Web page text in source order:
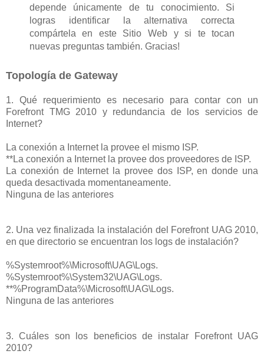
depende únicamente de tu conocimiento. Si
logras identificar la alternativa correcta
compártela en este Sitio Web y si te tocan
nuevas preguntas también. Gracias!
Topología de Gateway
1. Qué requerimiento es necesario para contar con un
Forefront TMG 2010 y redundancia de los servicios de
Internet?
La conexión a Internet la provee el mismo ISP.
**La conexión a Internet la provee dos proveedores de ISP.
La conexión de Internet la provee dos ISP, en donde una
queda desactivada momentaneamente.
Ninguna de las anteriores
2. Una vez finalizada la instalación del Forefront UAG 2010,
en que directorio se encuentran los logs de instalación?
%Systemroot%\Microsoft\UAG\Logs.
%Systemroot%\System32\UAG\Logs.
**%ProgramData%\Microsoft\UAG\Logs.
Ninguna de las anteriores
3. Cuáles son los beneficios de instalar Forefront UAG
2010?